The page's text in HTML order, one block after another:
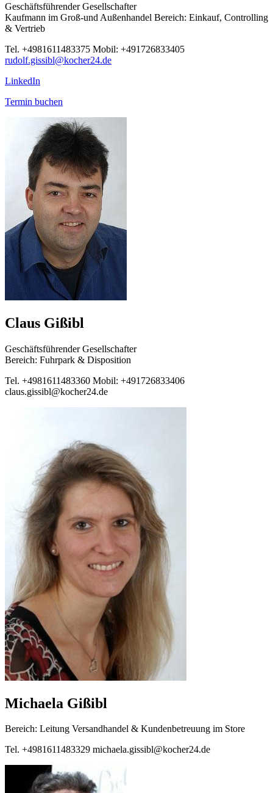
Geschäftsführender Gesellschafter
Kaufmann im Groß-und Außenhandel Bereich: Einkauf, Controlling
& Vertrieb
Tel. +4981611483375 Mobil: +491726833405
rudolf.gissibl@kocher24.de
LinkedIn
Termin buchen
Claus Gißibl
Geschäftsführender Gesellschafter
Bereich: Fuhrpark & Disposition
Tel. +4981611483360 Mobil: +491726833406
claus.gissibl@kocher24.de
Michaela Gißibl
Bereich: Leitung Versandhandel & Kundenbetreuung im Store
Tel. +4981611483329 michaela.gissibl@kocher24.de